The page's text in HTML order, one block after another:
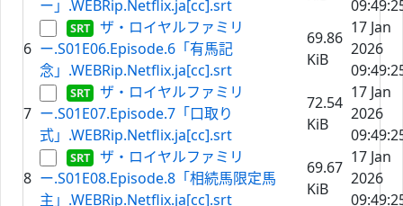
ー」.WEBRip.Netflix.ja[cc].srt
6
ザ・ロイヤルファミリ
ー.S01E06.Episode.6「有馬記
念」.WEBRip.Netflix.ja[cc].srt
69.86
KiB
17 Jan
2026
7
ザ・ロイヤルファミリ
ー.S01E07.Episode.7「口取り
式」.WEBRip.Netflix.ja[cc].srt
72.54
KiB
17 Jan
2026
8
ザ・ロイヤルファミリ
ー.S01E08.Episode.8「相続馬限定馬
主」.WEBRip.Netflix.ja[cc].srt
69.67
KiB
17 Jan
2026